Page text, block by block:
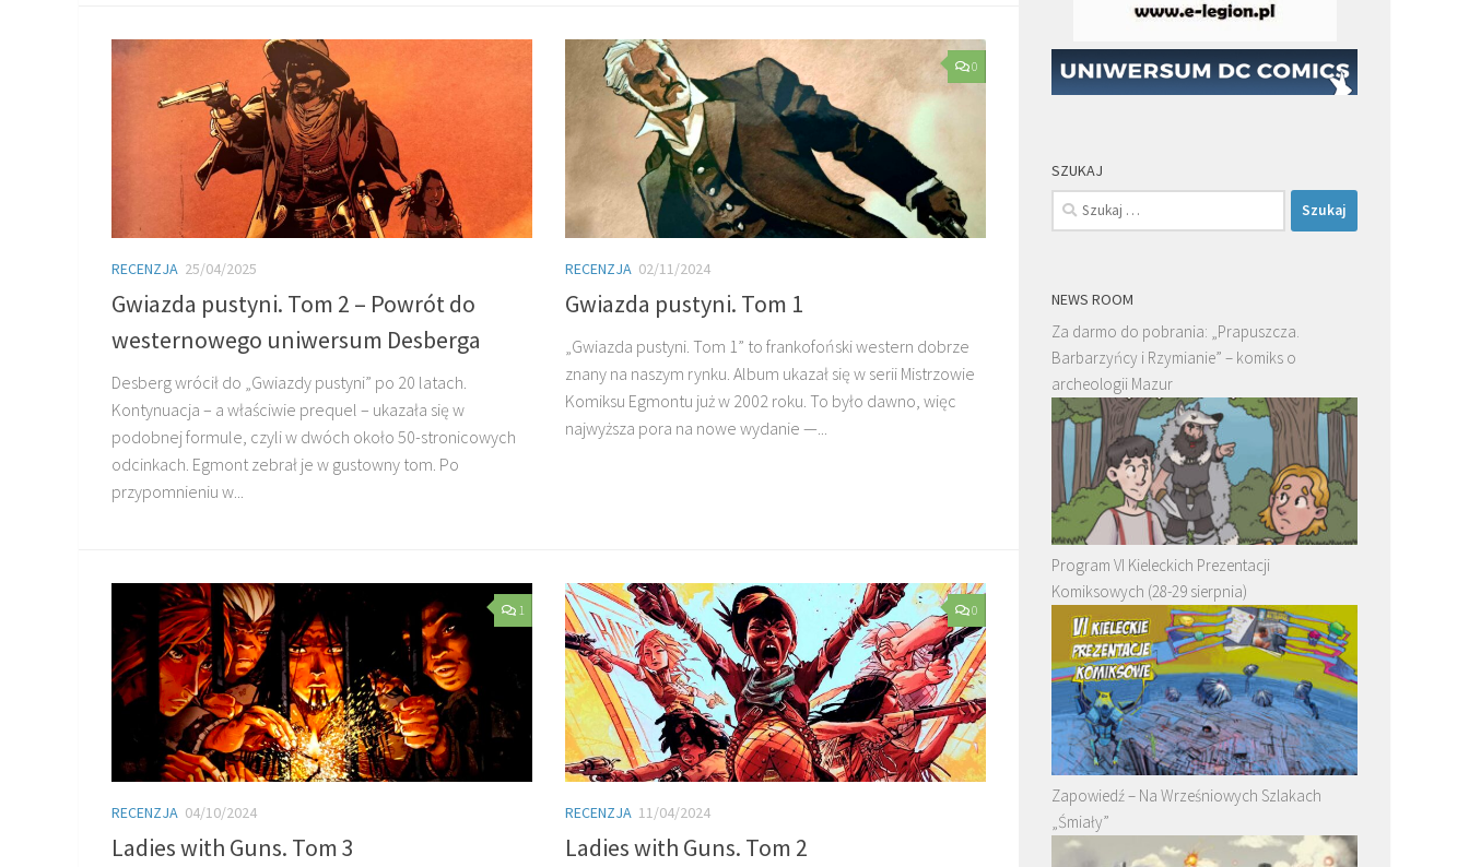
RECENZJA 25/04/2025
Gwiazda pustyni. Tom 2 – Powrót do
westernowego uniwersum Desberga
Desberg wrócił do „Gwiazdy pustyni” po 20 latach.
Kontynuacja – a właściwie prequel – ukazała się w
podobnej formule, czyli w dwóch około 50-stronicowych
odcinkach. Egmont zebrał je w gustowny tom. Po
przypomnieniu w...
0
RECENZJA 02/11/2024
Gwiazda pustyni. Tom 1
„Gwiazda pustyni. Tom 1” to frankofoński western dobrze
znany na naszym rynku. Album ukazał się w serii Mistrzowie
Komiksu Egmontu już w 2002 roku. To było dawno, więc
najwyższa pora na nowe wydanie —...
1
RECENZJA 04/10/2024
Ladies with Guns. Tom 3
0
RECENZJA 11/04/2024
Ladies with Guns. Tom 2
SZUKAJ
Szukaj:
NEWS ROOM
Za darmo do pobrania: „Prapuszcza.
Barbarzyńcy i Rzymianie” – komiks o
archeologii Mazur
Program VI Kieleckich Prezentacji
Komiksowych (28-29 sierpnia)
Zapowiedź – Na Wrześniowych Szlakach
„Śmiały”